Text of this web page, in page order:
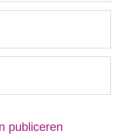
publiceren